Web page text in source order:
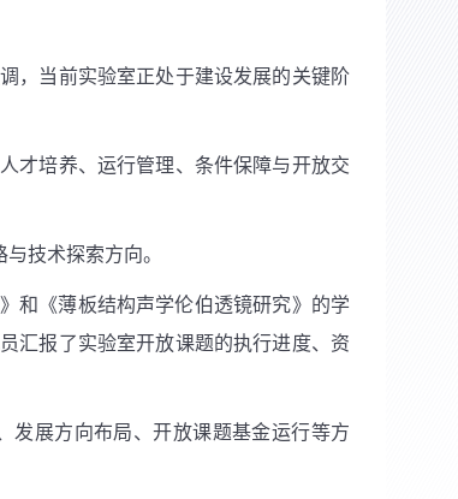
，当前实验室正处于建设发展的关键阶
才培养、运行管理、条件保障与开放交
技术探索方向。
和《薄板结构声学伦伯透镜研究》的学
汇报了实验室开放课题的执行进度、资
发展方向布局、开放课题基金运行等方